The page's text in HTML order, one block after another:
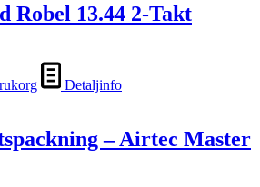
Robel 13.44 2-Takt
Detaljinfo
– Airtec Master